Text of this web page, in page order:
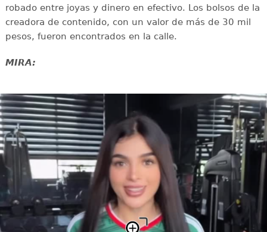
robado entre joyas y dinero en efectivo. Los bolsos de la
creadora de contenido, con un valor de más de 30 mil
pesos, fueron encontrados en la calle.
MIRA: